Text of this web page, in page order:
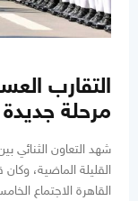
التقارب
مرحلة
شهد التعاون الثنائي
القليلة الماضية،
القاهرة الاجتماع